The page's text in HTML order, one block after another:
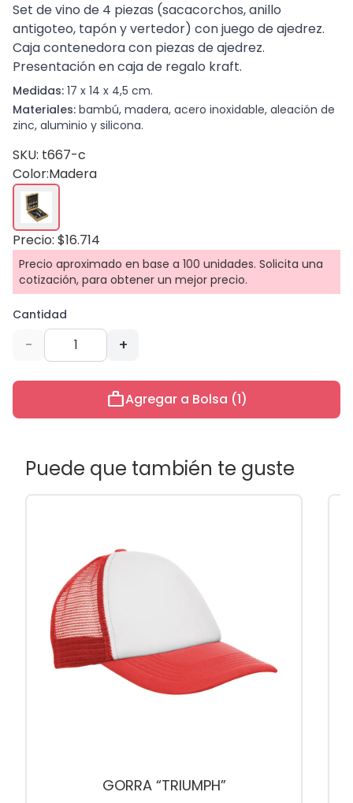
Set de vino de 4 piezas (sacacorchos, anillo
antigoteo, tapón y vertedor) con juego de ajedrez.
Caja contenedora con piezas de ajedrez.
Presentación en caja de regalo kraft.
Medidas: 17 x 14 x 4,5 cm.
Materiales: bambú, madera, acero inoxidable, aleación de
zinc, aluminio y silicona.
SKU: t667-c
Color:Madera
Precio: $16.714
Precio aproximado en base a 100 unidades. Solicita una
cotización, para obtener un mejor precio.
Cantidad
- +
workAgregar a Bolsa (1)
Puede que también te guste
GORRA “TRIUMPH”